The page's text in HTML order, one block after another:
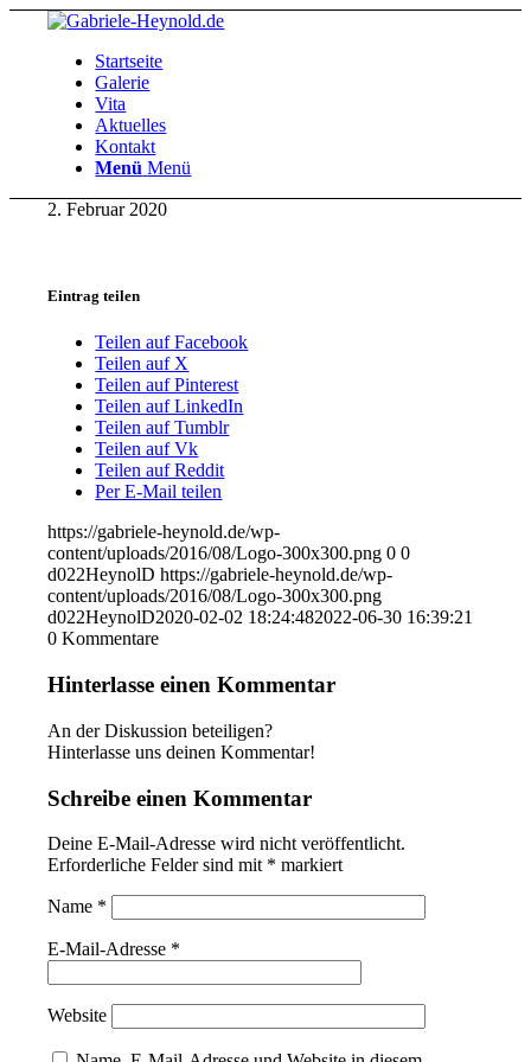
Startseite
Galerie
Vita
Aktuelles
Kontakt
Menü Menü
2. Februar 2020
Eintrag teilen
Teilen auf Facebook
Teilen auf X
Teilen auf Pinterest
Teilen auf LinkedIn
Teilen auf Tumblr
Teilen auf Vk
Teilen auf Reddit
Per E-Mail teilen
https://gabriele-heynold.de/wp-
content/uploads/2016/08/Logo-300x300.png 0 0
d022HeynolD https://gabriele-heynold.de/wp-
content/uploads/2016/08/Logo-300x300.png
d022HeynolD2020-02-02 18:24:482022-06-30 16:39:21
0 Kommentare
Hinterlasse einen Kommentar
An der Diskussion beteiligen?
Hinterlasse uns deinen Kommentar!
Schreibe einen Kommentar
Deine E-Mail-Adresse wird nicht veröffentlicht.
Erforderliche Felder sind mit * markiert
Name *
E-Mail-Adresse *
Website